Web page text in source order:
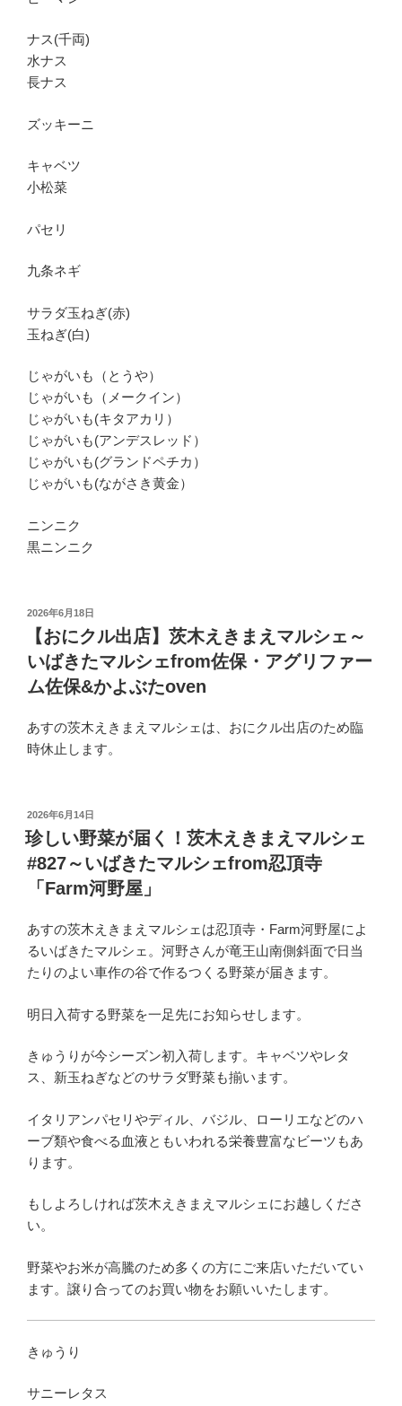
ナス(千両)
水ナス
長ナス
ズッキーニ
キャベツ
小松菜
パセリ
九条ネギ
サラダ玉ねぎ(赤)
玉ねぎ(白)
じゃがいも（とうや）
じゃがいも（メークイン）
じゃがいも(キタアカリ）
じゃがいも(アンデスレッド）
じゃがいも(グランドペチカ）
じゃがいも(ながさき黄金）
ニンニク
黒ニンニク
投
日:
2026年6月18日
【おにクル出店】茨木えきまえマルシェ～
いばきたマルシェfrom佐保・アグリファー
ム佐保&かよぶたoven
あすの茨木えきまえマルシェは、おにクル出店のため臨
時休止します。
投
稿
日:
2026年6月14日
珍しい野菜が届く！茨木えきまえマルシェ
#827～いばきたマルシェfrom忍頂寺
「Farm河野屋」
あすの茨木えきまえマルシェは忍頂寺・Farm河野屋によ
るいばきたマルシェ。河野さんが竜王山南側斜面で日当
たりのよい車作の谷で作るつくる野菜が届きます。
明日入荷する野菜を一足先にお知らせします。
きゅうりが今シーズン初入荷します。キャベツやレタ
ス、新玉ねぎなどのサラダ野菜も揃います。
イタリアンパセリやディル、バジル、ローリエなどのハ
ーブ類や食べる血液ともいわれる栄養豊富なビーツもあ
ります。
もしよろしければ茨木えきまえマルシェにお越しくださ
い。
野菜やお米が高騰のため多くの方にご来店いただいてい
ます。譲り合ってのお買い物をお願いいたします。
きゅうり
サニーレタス